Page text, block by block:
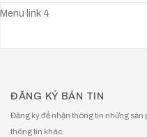
Menu link 4
ĐĂNG KÝ BẢN TIN
Đăng ký để nhận thông tin những
thông tin khác.